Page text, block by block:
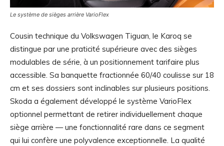
Le système de sièges arrière VarioFlex
Cousin technique du Volkswagen Tiguan, le Karoq se
distingue par une praticité supérieure avec des sièges
modulables de série, à un positionnement tarifaire plus
accessible. Sa banquette fractionnée 60/40 coulisse sur 18
cm et ses dossiers sont inclinables sur plusieurs positions.
Skoda a également développé le système VarioFlex
optionnel permettant de retirer individuellement chaque
siège arrière — une fonctionnalité rare dans ce segment
qui lui confère une polyvalence exceptionnelle. La qualité